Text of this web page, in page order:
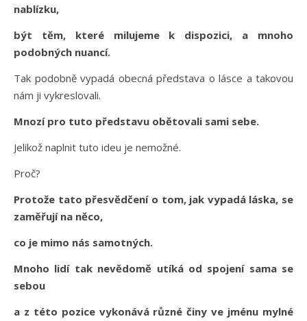
nablízku,
být těm, které milujeme k dispozici, a mnoho
podobných nuancí.
Tak podobně vypadá obecná představa o lásce a takovou
nám ji vykreslovali.
Mnozí pro tuto představu obětovali sami sebe.
Jelikož naplnit tuto ideu je nemožné.
Proč?
Protože tato přesvědčení o tom, jak vypadá láska, se
zaměřují na něco,
co je mimo nás samotných.
Mnoho lidí tak nevědomě utíká od spojení sama se
sebou
a z této pozice vykonává různé činy ve jménu mylné